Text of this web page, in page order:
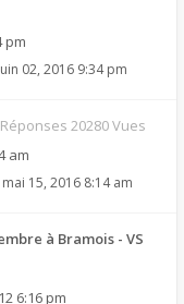
pm
02, 2016 9:34 pm
20280 Vues
am
15, 2016 8:14 am
à Bramois - VS
6:16 pm